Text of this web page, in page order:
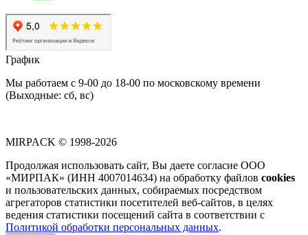
График
Мы работаем с 9-00 до 18-00 по московскому времени
(Выходные: сб, вс)
MIRPACK © 1998-2026
Продолжая использовать сайт, Вы даете согласие ООО
«МИРПАК» (ИНН 4007014634) на обработку файлов cookies
и пользовательских данных, собираемых посредством
агрегаторов статистики посетителей веб-сайтов, в целях
ведения статистики посещений сайта в соответствии с
Политикой обработки персональных данных.